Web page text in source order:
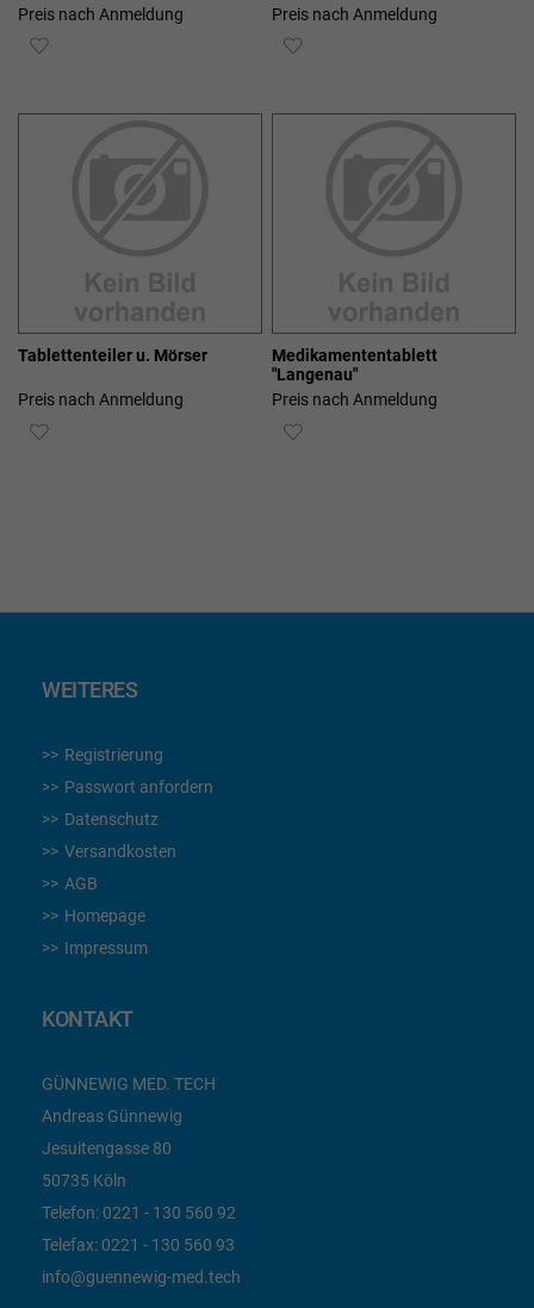
Preis nach Anmeldung
ZUR
HINZUFÜGEN
Preis nach Anmeldung
ZUR
HINZUFÜGEN
Tablettenteiler u. Mörser
Preis nach Anmeldung
ZUR
Medikamententablett
"Langenau"
Preis nach Anmeldung
ZUR
WEITERES
Registrierung
Passwort anfordern
Datenschutz
Versandkosten
AGB
Homepage
Impressum
KONTAKT
GÜNNEWIG MED. TECH
Andreas Günnewig
Jesuitengasse 80
50735 Köln
Telefon: 0221 - 130 560 92
Telefax: 0221 - 130 560 93
info@guennewig-med.tech